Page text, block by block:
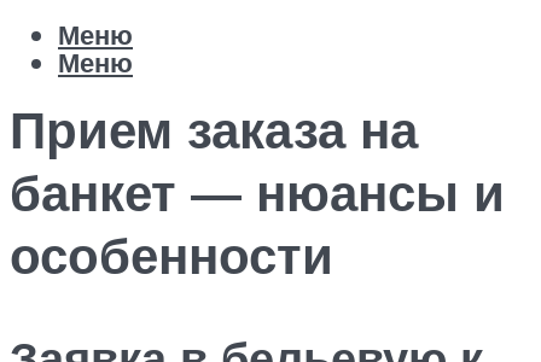
Меню
Меню
Прием заказа на
банкет — нюансы и
особенности